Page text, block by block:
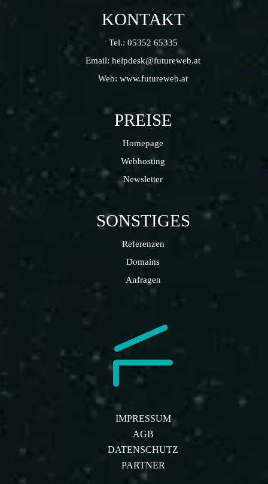
KONTAKT
Tel.: 05352 65335
Email: helpdesk@futureweb.at
Web: www.futureweb.at
PREISE
Homepage
Webhosting
Newsletter
SONSTIGES
Referenzen
Domains
Anfragen
IMPRESSUM
AGB
DATENSCHUTZ
PARTNER